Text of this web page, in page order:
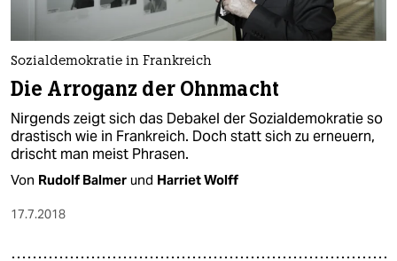
Sozialdemokratie in Frankreich
Die Arroganz der Ohnmacht
Nirgends zeigt sich das Debakel der Sozialdemokratie so
drastisch wie in Frankreich. Doch statt sich zu erneuern,
drischt man meist Phrasen.
Von Rudolf Balmer und Harriet Wolff
17.7.2018